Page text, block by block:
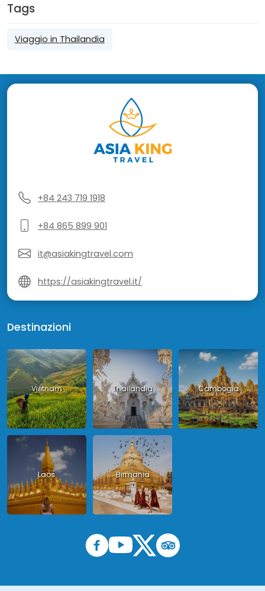
Tags
Viaggio in Thailandia
+84 243 719 1918
+84 865 899 901
it@asiakingtravel.com
https://asiakingtravel.it/
Destinazioni
Vietnam Thailandia Cambogia
Laos Birmania